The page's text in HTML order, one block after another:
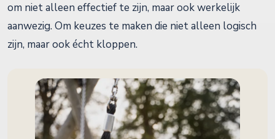
om niet alleen effectief te zijn, maar ook werkelijk
aanwezig. Om keuzes te maken die niet alleen logisch
zijn, maar ook écht kloppen.